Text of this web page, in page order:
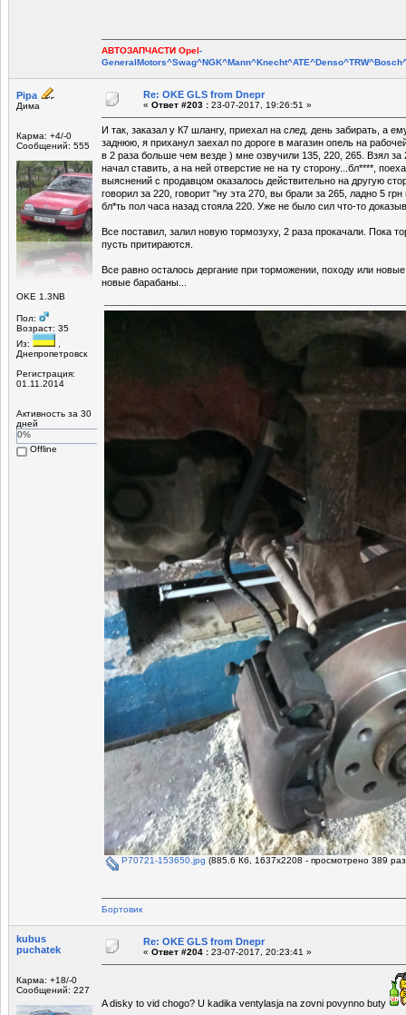
АВТОЗАПЧАСТИ Opel-
Pipa
Дима
Карма: +4/-0
Сообщений: 555
OKE 1.3NB
Пол:
Возраст: 35
Из:
Днепропетровск
Регистрация:
01.11.2014
Активность за 30
дней
0%
Offline
Re: OKE GLS from Dnepr
« Ответ #203 : 23-07-2017, 19:26:51 »
И так, заказал у К7 шлангу, приехал на след. день забирать, а
заднюю, я приханул заехал по дороге в магазин опель на
в 2 раза больше чем везде ) мне озвучили 135, 220, 265. Взял за
начал ставить, а на ней отверстие не на ту сторону...бл****,
выяснений с продавцом оказалось действительно на другую
говорил за 220, говорит "ну эта 270, вы брали за 265, ладно 5
бл*ть пол часа назад стояла 220. Уже не было сил что-то
Все поставил, залил новую тормозуху, 2 раза прокачали. Пока
пусть притираются.
Все равно осталось дергание при торможении, походу или
новые барабаны...
P70721-153650.jpg (885.6 Кб, 1637x2208 - просмотрено 389
Бортовик
kubus
puchatek
Карма: +18/-0
Сообщений: 227
Re: OKE GLS from Dnepr
« Ответ #204 : 23-07-2017, 20:23:41 »
A disky to vid chogo? U kadika ventylasja na zovni povynno buty